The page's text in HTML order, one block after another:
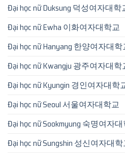
Đại học nữ Duksung 덕성여자대학
Đại học nữ Ewha 이화여자대학교
Đại học nữ Hanyang 한양여자대학
Đại học nữ Kwangju 광주여자대학
Đại học nữ Kyungin 경인여자대학
Đại học nữ Seoul 서울여자대학교
Đại học nữ Sookmyung 숙명여자
Đại học nữ Sungshin 성신여자대